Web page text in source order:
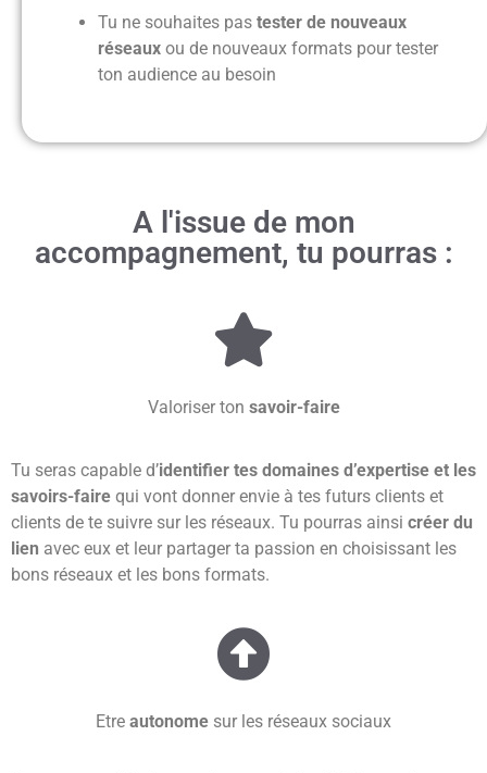
Tu ne souhaites pas tester de nouveaux
réseaux ou de nouveaux formats pour tester
ton audience au besoin
A l'issue de mon
accompagnement, tu pourras :
Valoriser ton savoir-faire
Tu seras capable d’identifier tes domaines d’expertise et les
savoirs-faire qui vont donner envie à tes futurs clients et
clients de te suivre sur les réseaux. Tu pourras ainsi créer du
lien avec eux et leur partager ta passion en choisissant les
bons réseaux et les bons formats.
Etre autonome sur les réseaux sociaux